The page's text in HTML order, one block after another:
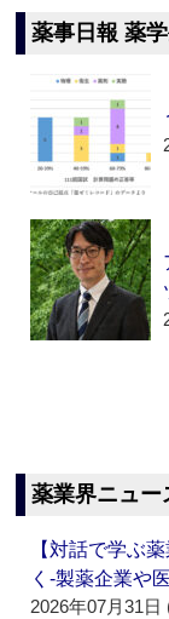
薬事日報 薬
薬業界ニュー
【対話で学ぶ
く‐製薬企業や
2026年07月31日